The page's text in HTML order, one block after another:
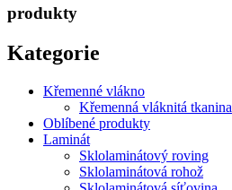
produkty
Kategorie
Křemenné vlákno
Křemenná vláknitá tkanina
Oblíbené produkty
Laminát
Sklolaminátový roving
Sklolaminátová rohož